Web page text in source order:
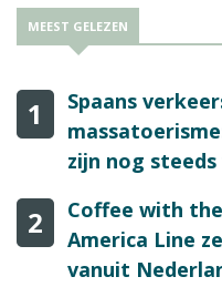
MEEST GELEZEN
1
Spaans
zijn nog
2
Coffee with
America Line
vanuit